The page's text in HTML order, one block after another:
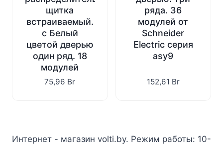
щитка
встраиваемый.
с Белый
цветой дверью
один ряд. 18
модулей
75,96 Br
ряда. 36
модулей от
Schneider
Electric серия
asy9
152,61 Br
Интернет - магазин volti.by. Режим работы: 10-